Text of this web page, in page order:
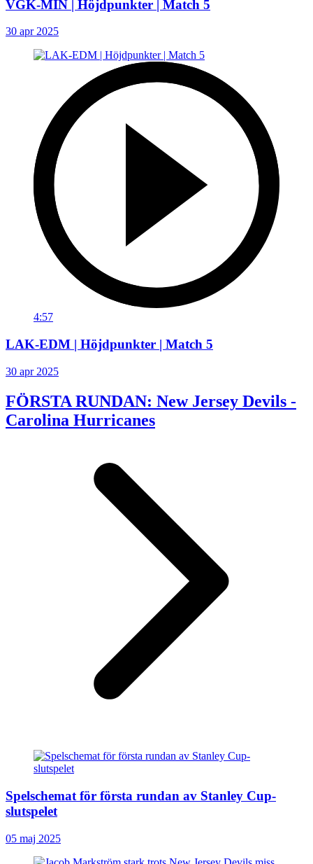
VGK-MIN | Höjdpunkter | Match 5
30 apr 2025
4:57
LAK-EDM | Höjdpunkter | Match 5
30 apr 2025
FÖRSTA RUNDAN: New Jersey Devils -
Carolina Hurricanes
Spelschemat för första rundan av Stanley Cup-
slutspelet
05 maj 2025